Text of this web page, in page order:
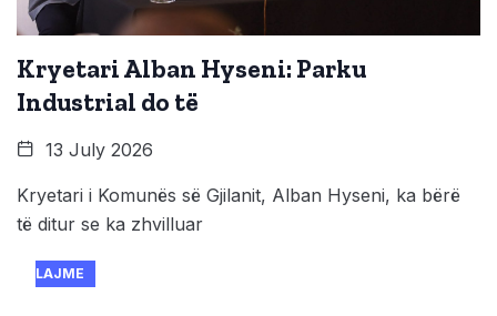
Kryetari Alban Hyseni: Parku
Industrial do të
13 July 2026
Kryetari i Komunës së Gjilanit, Alban Hyseni, ka bërë
të ditur se ka zhvilluar
LAJME